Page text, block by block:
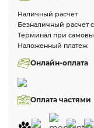
Наличный расчет
Безналичный расчет
Терминал при
Наложенный платеж
Онлайн-оплата
Оплата частями